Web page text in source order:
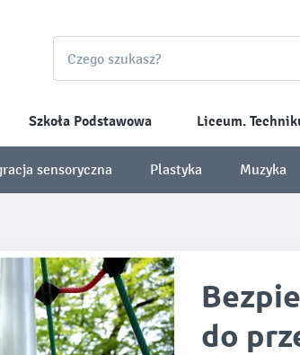
Szkoła Podstawowa Liceum.
sensoryczna Plastyka Muzyka
do